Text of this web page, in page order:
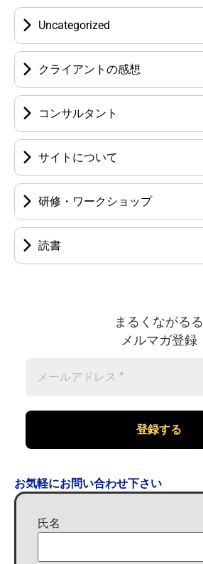
Uncategorized
クライアントの感想
コンサルタント
サイトについて
研修・ワークショップ
読書
まるくながるる
メルマガ登録
お気軽にお問い合わせ下さい
氏名